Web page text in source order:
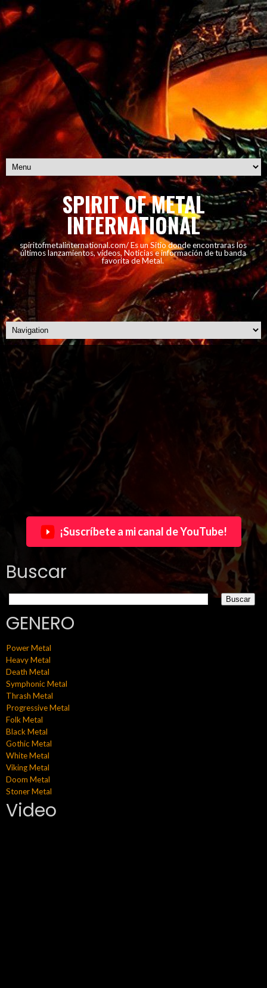
SPIRIT OF METAL
INTERNATIONAL
spiritofmetalinternational.com/ Es un Sitio donde encontraras los
últimos lanzamientos, vídeos, Noticias e información de tu banda
favorita de Metal.
¡Suscríbete a mi canal de YouTube!
Buscar
GENERO
Power Metal
Heavy Metal
Death Metal
Symphonic Metal
Thrash Metal
Progressive Metal
Folk Metal
Black Metal
Gothic Metal
White Metal
Viking Metal
Doom Metal
Stoner Metal
Video